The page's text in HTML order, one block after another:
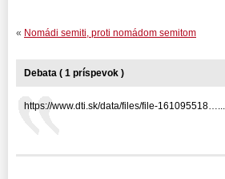
« Nomádi semiti, proti nomádom semitom
Debata ( 1 príspevok )
https://www.dti.sk/data/files/file-